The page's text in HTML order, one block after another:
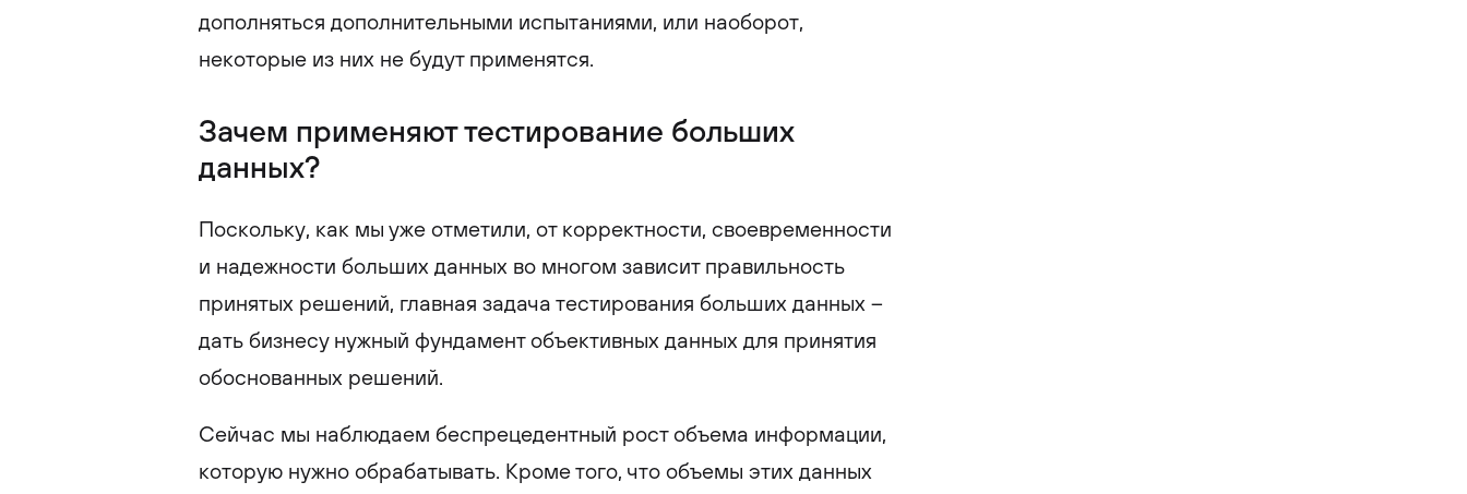
дополняться дополнительными испытаниями, или наоборот,
некоторые из них не будут применятся.
Зачем применяют тестирование больших
данных?
Поскольку, как мы уже отметили, от корректности, своевременности
и надежности больших данных во многом зависит правильность
принятых решений, главная задача тестирования больших данных –
дать бизнесу нужный фундамент объективных данных для принятия
обоснованных решений.
Сейчас мы наблюдаем беспрецедентный рост объема информации,
которую нужно обрабатывать. Кроме того, что объемы этих данных